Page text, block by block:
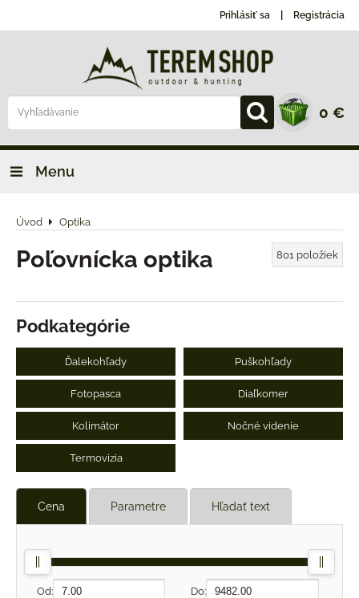
Prihlásiť sa Registrácia
0 €
Menu
Úvod Optika
Poľovnícka optika 801 položiek
Podkategórie
Ďalekohľady Puškohľady
Fotopasca Diaľkomer
Kolimátor Nočné videnie
Termovizia
Cena Parametre Hľadať text
Od: Do: